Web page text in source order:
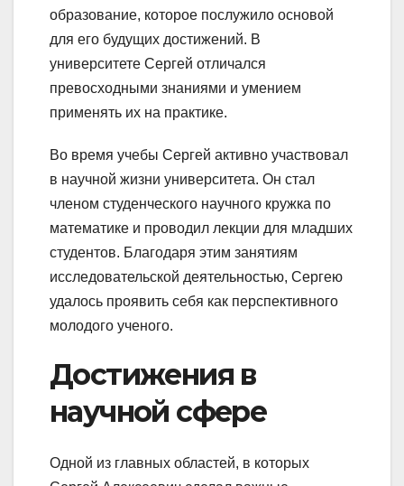
образование, которое послужило основой
для его будущих достижений. В
университете Сергей отличался
превосходными знаниями и умением
применять их на практике.
Во время учебы Сергей активно участвовал
в научной жизни университета. Он стал
членом студенческого научного кружка по
математике и проводил лекции для младших
студентов. Благодаря этим занятиям
исследовательской деятельностью, Сергею
удалось проявить себя как перспективного
молодого ученого.
Достижения в
научной сфере
Одной из главных областей, в которых